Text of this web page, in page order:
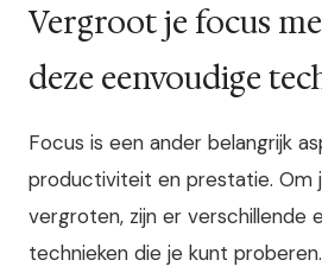
Vergroot je focus
deze eenvoudige
Focus is een ander belangrijk
productiviteit en prestatie. Om
vergroten, zijn er verschillende
technieken die je kunt proberen.